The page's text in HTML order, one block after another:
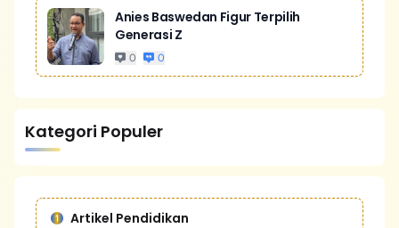
Anies Baswedan Figur Terpilih
Generasi Z
0 0
Kategori Populer
Artikel Pendidikan